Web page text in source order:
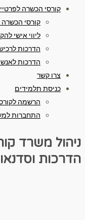
קורסי הכשרה
קורסי הכשרה
ליווי אישי
הדרכות
הדרכות
צרו קשר
כניסת תלמידים
הרשמה
התחברות
ניהול משרד
הדרכות